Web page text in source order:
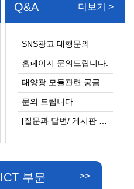
Q&A 더보기 >
SNS광고 대행문의
홈페이지 문의드립니다.
문의 드립니다.
ICT 부문 >>